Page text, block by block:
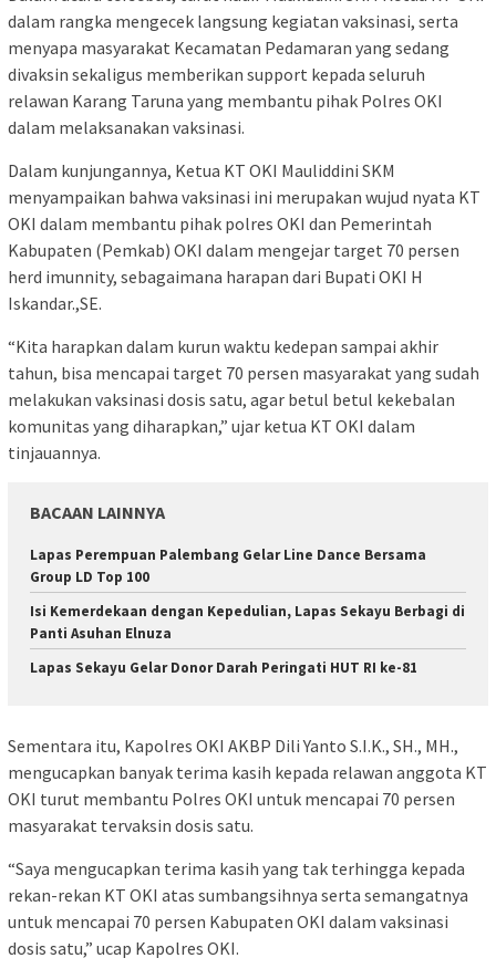
dalam rangka mengecek langsung kegiatan vaksinasi, serta
menyapa masyarakat Kecamatan Pedamaran yang sedang
divaksin sekaligus memberikan support kepada seluruh
relawan Karang Taruna yang membantu pihak Polres OKI
dalam melaksanakan vaksinasi.
Dalam kunjungannya, Ketua KT OKI Mauliddini SKM
menyampaikan bahwa vaksinasi ini merupakan wujud nyata KT
OKI dalam membantu pihak polres OKI dan Pemerintah
Kabupaten (Pemkab) OKI dalam mengejar target 70 persen
herd imunnity, sebagaimana harapan dari Bupati OKI H
Iskandar.,SE.
“Kita harapkan dalam kurun waktu kedepan sampai akhir
tahun, bisa mencapai target 70 persen masyarakat yang sudah
melakukan vaksinasi dosis satu, agar betul betul kekebalan
komunitas yang diharapkan,” ujar ketua KT OKI dalam
tinjauannya.
BACAAN LAINNYA
Lapas Perempuan Palembang Gelar Line Dance Bersama
Group LD Top 100
Isi Kemerdekaan dengan Kepedulian, Lapas Sekayu Berbagi di
Panti Asuhan Elnuza
Lapas Sekayu Gelar Donor Darah Peringati HUT RI ke-81
Sementara itu, Kapolres OKI AKBP Dili Yanto S.I.K., SH., MH.,
mengucapkan banyak terima kasih kepada relawan anggota KT
OKI turut membantu Polres OKI untuk mencapai 70 persen
masyarakat tervaksin dosis satu.
“Saya mengucapkan terima kasih yang tak terhingga kepada
rekan-rekan KT OKI atas sumbangsihnya serta semangatnya
untuk mencapai 70 persen Kabupaten OKI dalam vaksinasi
dosis satu,” ucap Kapolres OKI.